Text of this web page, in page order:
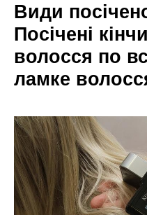
Види
Посічені
волосся по
ламке